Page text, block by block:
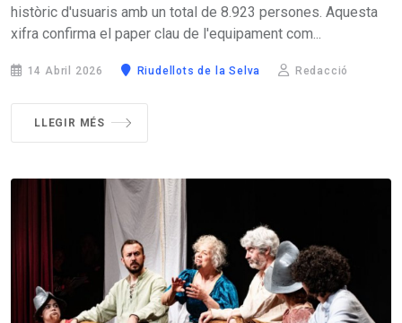
històric d'usuaris amb un total de 8.923 persones. Aquesta
xifra confirma el paper clau de l'equipament com...
14 Abril 2026 Riudellots de la Selva Redacció
LLEGIR MÉS